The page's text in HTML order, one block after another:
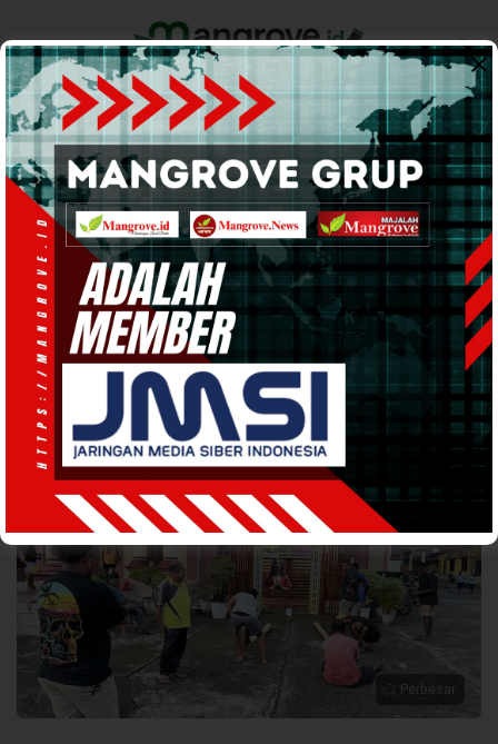
Home Pemerintahan Ekonomi & Bisnis Info Tanah Papua
Support by
INFO TANAH PAPUA· 26 Apr 202517:21
Fasilitas Capai 95 Persen, Panpel
Pastikan Kegiatan Tetap Sesuai Jadwal
Perbesar